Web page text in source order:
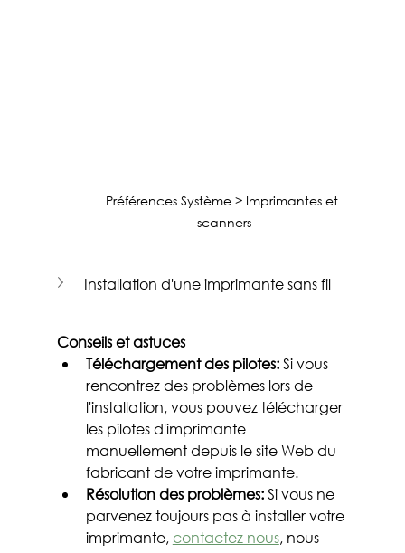
Préférences Système > Imprimantes et
scanners
Installation d'une imprimante sans fil
Conseils et astuces
Téléchargement des pilotes: Si vous
rencontrez des problèmes lors de
l'installation, vous pouvez télécharger
les pilotes d'imprimante
manuellement depuis le site Web du
fabricant de votre imprimante.
Résolution des problèmes: Si vous ne
parvenez toujours pas à installer votre
imprimante, contactez nous, nous